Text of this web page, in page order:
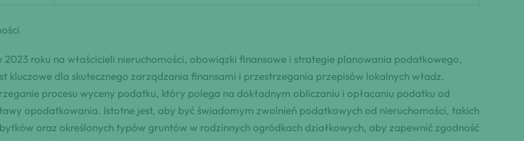
roku na właścicieli nieruchomości, obowiązki finansowe i strategie planowania podatkowego,
kluczowe dla skutecznego zarządzania finansami i przestrzegania przepisów lokalnych władz.
procesu wyceny podatku, który polega na dokładnym obliczaniu i opłacaniu podatku od
opodatkowania. Istotne jest, aby być świadomym zwolnień podatkowych od nieruchomości, takich
oraz określonych typów gruntów w rodzinnych ogródkach działkowych, aby zapewnić zgodność